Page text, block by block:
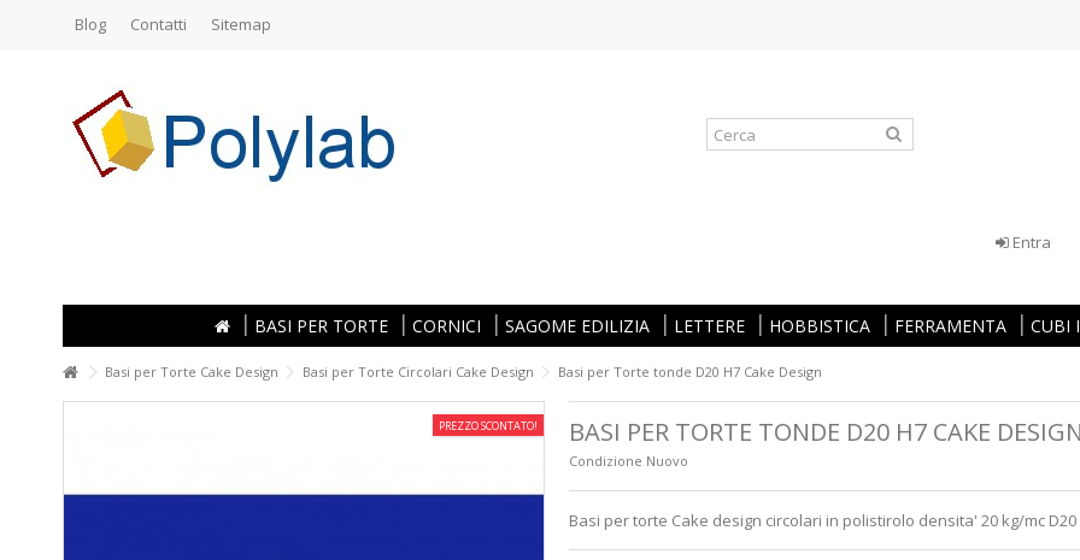
Blog Contatti Sitemap
Entra
BASI PER TORTE CORNICI SAGOME EDILIZIA LETTERE HOBBISTICA FERRAMENTA CUBI
Basi per Torte Cake Design Basi per Torte Circolari Cake Design Basi per Torte tonde D20 H7 Cake Design
PREZZO SCONTATO! BASI PER TORTE TONDE D20 H7 CAKE DESIGN
Condizione Nuovo
Basi per torte Cake design circolari in polistirolo densita' 20 kg/mc D20